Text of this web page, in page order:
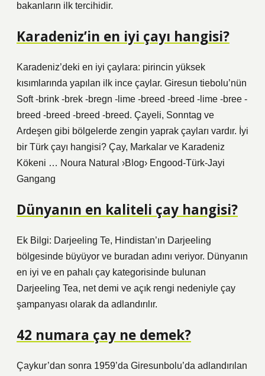
bakanların ilk tercihidir.
Karadeniz’in en iyi çayı hangisi?
Karadeniz’deki en iyi çaylara: pirincin yüksek
kısımlarında yapılan ilk ince çaylar. Giresun tiebolu’nün
Soft -brink -brek -bregn -lime -breed -breed -lime -bree -
breed -breed -breed -breed. Çayeli, Sonntag ve
Ardeşen gibi bölgelerde zengin yaprak çayları vardır. İyi
bir Türk çayı hangisi? Çay, Markalar ve Karadeniz
Kökeni … Noura Natural ›Blog› Engood-Türk-Jayi
Gangang
Dünyanın en kaliteli çay hangisi?
Ek Bilgi: Darjeeling Te, Hindistan’ın Darjeeling
bölgesinde büyüyor ve buradan adını veriyor. Dünyanın
en iyi ve en pahalı çay kategorisinde bulunan
Darjeeling Tea, net demi ve açık rengi nedeniyle çay
şampanyası olarak da adlandırılır.
42 numara çay ne demek?
Çaykur’dan sonra 1959’da Giresunbolu’da adlandırılan